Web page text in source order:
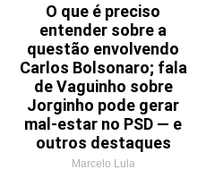
O que é preciso
entender sobre a
questão envolvendo
Carlos Bolsonaro; fala
de Vaguinho sobre
Jorginho pode gerar
mal-estar no PSD — e
outros destaques
Marcelo Lula